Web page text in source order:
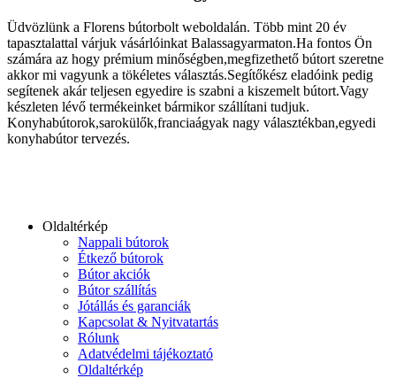
Üdvözlünk a Florens bútorbolt weboldalán. Több mint 20 év
tapasztalattal várjuk vásárlóinkat Balassagyarmaton.Ha fontos Ön
számára az hogy prémium minőségben,megfizethető bútort szeretne
akkor mi vagyunk a tökéletes választás.Segítőkész eladóink pedig
segítenek akár teljesen egyedire is szabni a kiszemelt bútort.Vagy
készleten lévő termékeinket bármikor szállítani tudjuk.
Konyhabútorok,sarokülők,franciaágyak nagy választékban,egyedi
konyhabútor tervezés.
Oldaltérkép
Nappali bútorok
Étkező bútorok
Bútor akciók
Bútor szállítás
Jótállás és garanciák
Kapcsolat & Nyitvatartás
Rólunk
Adatvédelmi tájékoztató
Oldaltérkép